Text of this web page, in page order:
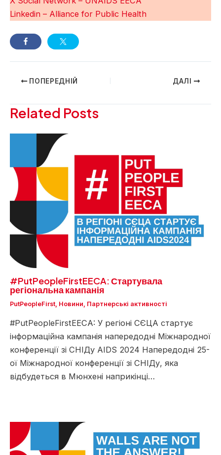
Linkedin – Alliance for Public Health
Навігація
запису
ПОПЕРЕДНІЙ ДАЛІ
Related Posts
#PutPeopleFirstEECA: Стартувала
регіональна кампанія
PutPeopleFirst Новини Партнерські активності
#PutPeopleFirstEECA: У регіоні СЄЦА стартує
інформаційна кампанія напередодні Міжнародної
конференції зі СНІДу AIDS 2024 Напередодні 25-
ої Міжнародної конференції зі СНІДу, яка
відбудеться в Мюнхені наприкінці…